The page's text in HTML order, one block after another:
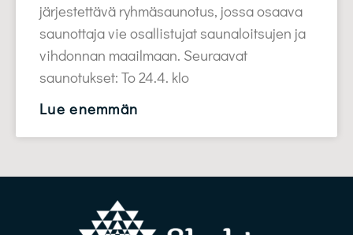
järjestettävä ryhmäsaunotus, jossa osaava
saunottaja vie osallistujat saunaloitsujen ja
vihdonnan maailmaan. Seuraavat
saunotukset: To 24.4. klo
Lue enemmän